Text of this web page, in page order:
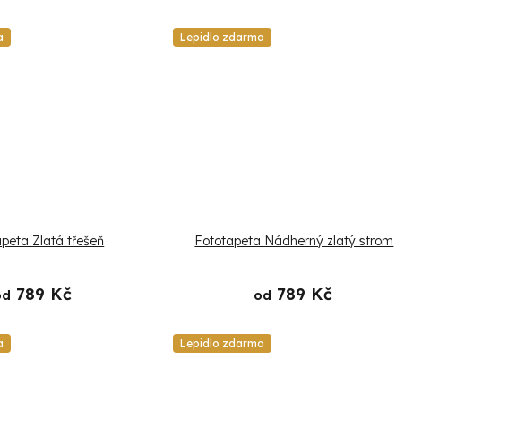
Zlatá třešeň
789 Kč
Lepidlo zdarma
Fototapeta Nádherný zlatý strom
od 789 Kč
Lepidlo zdarma